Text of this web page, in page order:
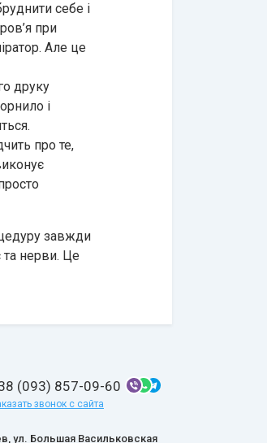
себе і
при
Але це
друку
і
про те,
завжди
та нерви. Це
(093) 857-09-60
звонок с сайта
ул. Большая Васильковская